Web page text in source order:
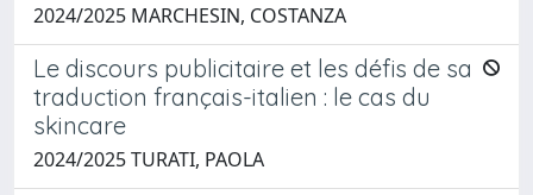
2024/2025 MARCHESIN, COSTANZA
Le discours publicitaire et les défis de sa
traduction français-italien : le cas du
skincare
2024/2025 TURATI, PAOLA